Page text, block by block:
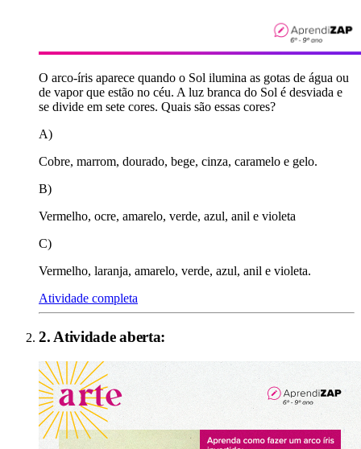
O arco-íris aparece quando o Sol ilumina as gotas de água ou
de vapor que estão no céu. A luz branca do Sol é desviada e
se divide em sete cores. Quais são essas cores?
A)
Cobre, marrom, dourado, bege, cinza, caramelo e gelo.
B)
Vermelho, ocre, amarelo, verde, azul, anil e violeta
C)
Vermelho, laranja, amarelo, verde, azul, anil e violeta.
Atividade completa
2. Atividade aberta: